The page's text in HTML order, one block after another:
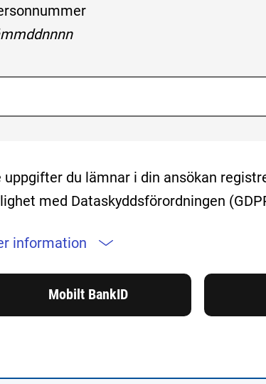
följande mönster:
uppgifter du lämnar i din ansökan
med Dataskyddsförordningen
information
Mobilt BankID